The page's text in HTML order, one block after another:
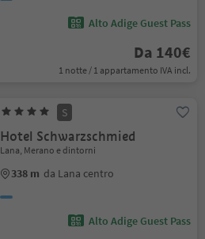
Alto Adige Guest Pass
Da 140€
1 notte / 1 appartamento IVA incl.
S
Hotel Schwarzschmied
Lana, Merano e dintorni
338 m da Lana centro
Alto Adige Guest Pass